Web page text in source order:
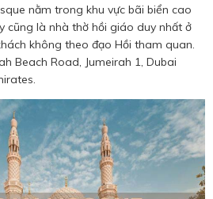
nằm trong khu vực bãi biển cao
cũng là nhà thờ hồi giáo duy nhất ở
không theo đạo Hồi tham quan.
Beach Road, Jumeirah 1, Dubai